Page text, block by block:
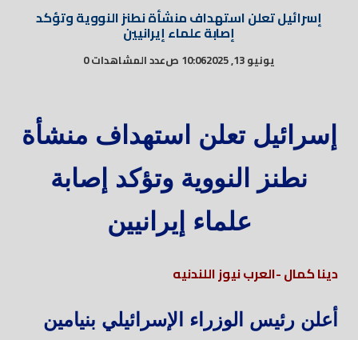
إسرائيل تعلن استهداف منشأة نطنز النووية وتؤكد
إصابة علماء إيرانيين
يونيو 13, 2025 10:06 ص عدد المشاهدات 0
إسرائيل تعلن استهداف منشأة
نطنز النووية وتؤكد إصابة
علماء إيرانيين
دينا كمال -العرب نيوز اللندنيه
أعلن رئيس الوزراء الإسرائيلي بنيامين